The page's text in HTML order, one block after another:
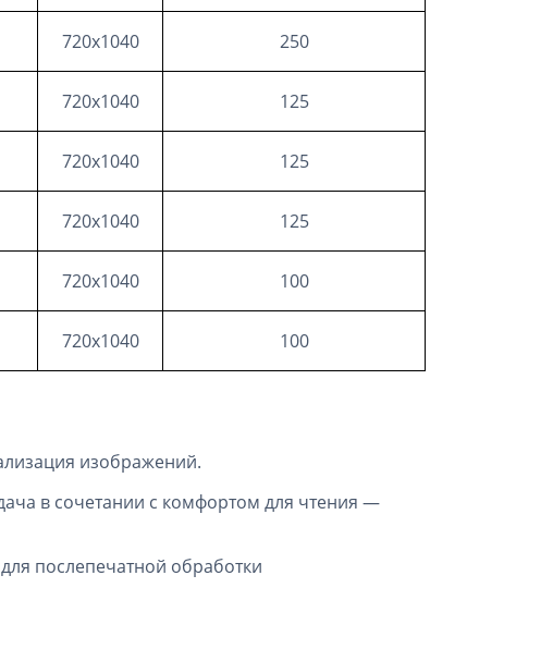
720х1040 250
720х1040 125
720х1040 125
720х1040 125
720х1040 100
720х1040 100
изображений.
в сочетании с комфортом для чтения —
послепечатной обработки